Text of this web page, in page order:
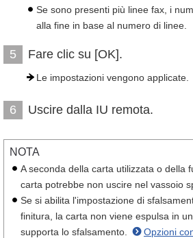
Se sono presenti più linee fax, i
alla fine in base al numero di linee.
5 Fare clic su [OK].
Le impostazioni vengono applicate.
6 Uscire dalla IU remota.
NOTA
A seconda della carta utilizzata o della
carta potrebbe non uscire nel vassoio
Se si abilita l'impostazione di
finitura, la carta non viene espulsa in
supporta lo sfalsamento.
Opzioni